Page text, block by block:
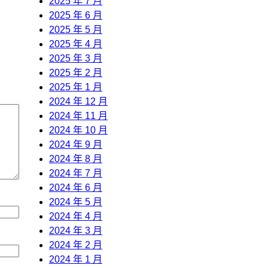
2025 年 6 月
2025 年 5 月
2025 年 4 月
2025 年 3 月
2025 年 2 月
2025 年 1 月
2024 年 12 月
2024 年 11 月
2024 年 10 月
2024 年 9 月
2024 年 8 月
2024 年 7 月
2024 年 6 月
2024 年 5 月
2024 年 4 月
2024 年 3 月
2024 年 2 月
2024 年 1 月